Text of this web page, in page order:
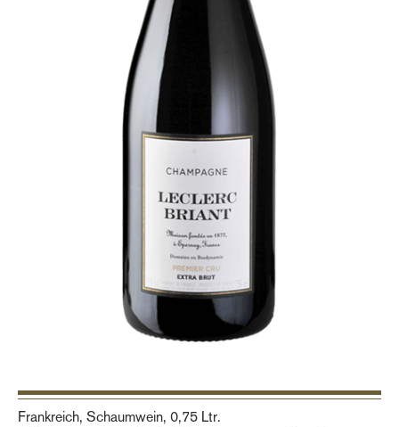
Frankreich, Schaumwein, 0,75 Ltr.